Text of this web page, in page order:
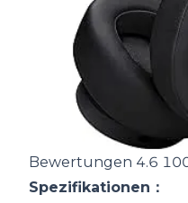
Bewertungen 4.6
Spezifikationen：